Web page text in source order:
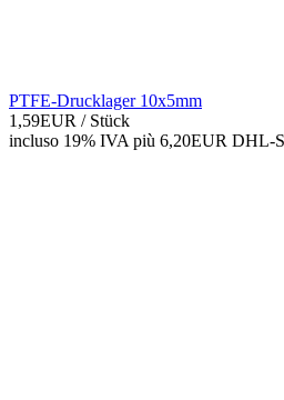
PTFE-Drucklager 10x5mm
1,59EUR / Stück
incluso 19% IVA più 6,20EUR DHL-